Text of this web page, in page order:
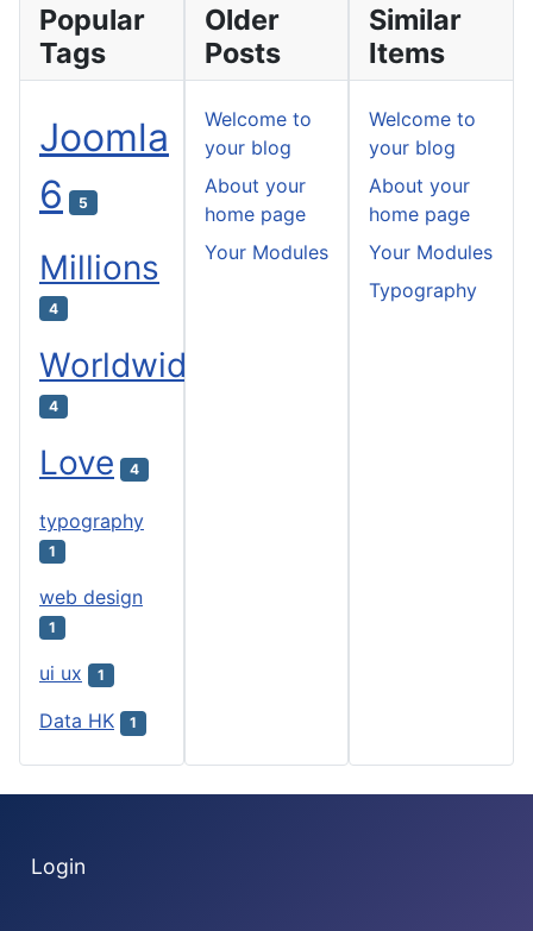
Popular
Tags
Joomla
6
5
Millions
4
Worldwide
4
Love 4
typography
1
web design
1
ui ux 1
Data HK 1
Older
Posts
Welcome to
your blog
About your
home page
Your Modules
Similar
Items
Welcome to
your blog
About your
home page
Your Modules
Typography
Login